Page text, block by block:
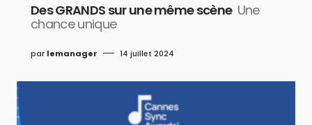
Des GRANDS sur une même scène Une
chance unique
par lemanager 14 juillet 2024